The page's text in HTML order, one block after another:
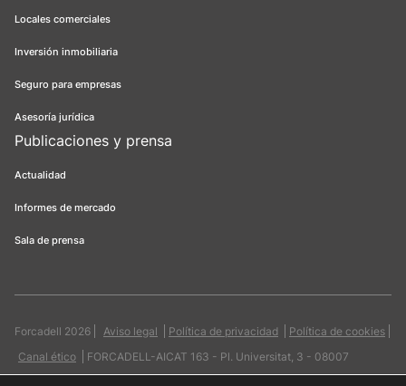
Locales comerciales
Inversión inmobiliaria
Seguro para empresas
Asesoría jurídica
Publicaciones y prensa
Actualidad
Informes de mercado
Sala de prensa
Forcadell 2026 Aviso legal Política de privacidad
Política de cookies
Canal ético
FORCADELL-AICAT 163 - Pl. Universitat, 3 - 08007